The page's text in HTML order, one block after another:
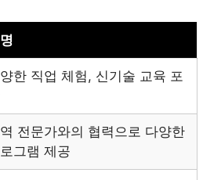
한 직업 체험, 신기술 교육 포
전문가와의 협력으로 다양한
그램 제공